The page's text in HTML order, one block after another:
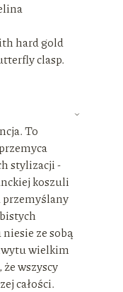
hard gold
clasp.
To
stylizacji -
koszuli
przemyślany
ze sobą
wielkim
wszyscy
całości.